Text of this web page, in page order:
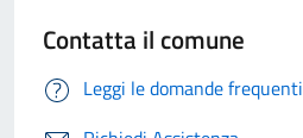
Contatta il comune
Leggi le domande frequenti